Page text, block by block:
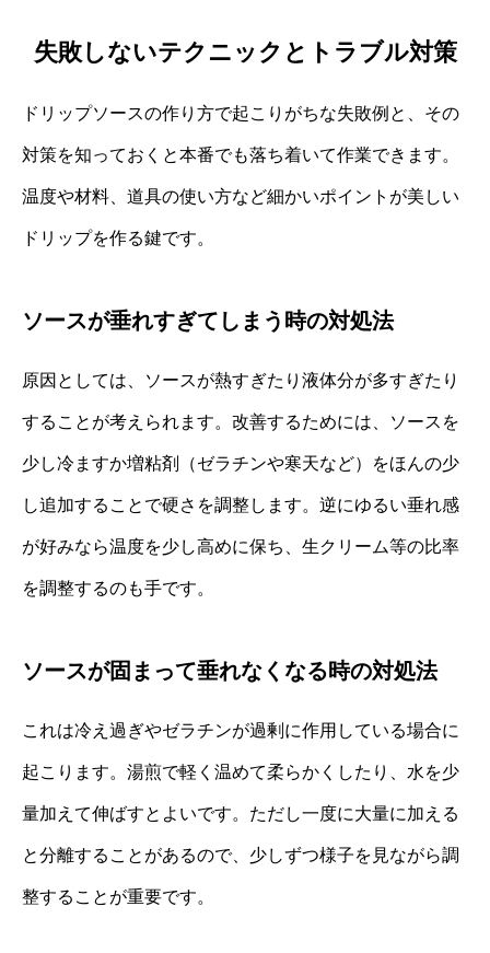
失敗しないテクニックとトラブル対策
ドリップソースの作り方で起こりがちな失敗例と、その
対策を知っておくと本番でも落ち着いて作業できます。
温度や材料、道具の使い方など細かいポイントが美しい
ドリップを作る鍵です。
ソースが垂れすぎてしまう時の対処法
原因としては、ソースが熱すぎたり液体分が多すぎたり
することが考えられます。改善するためには、ソースを
少し冷ますか増粘剤（ゼラチンや寒天など）をほんの少
し追加することで硬さを調整します。逆にゆるい垂れ感
が好みなら温度を少し高めに保ち、生クリーム等の比率
を調整するのも手です。
ソースが固まって垂れなくなる時の対処法
これは冷え過ぎやゼラチンが過剰に作用している場合に
起こります。湯煎で軽く温めて柔らかくしたり、水を少
量加えて伸ばすとよいです。ただし一度に大量に加える
と分離することがあるので、少しずつ様子を見ながら調
整することが重要です。